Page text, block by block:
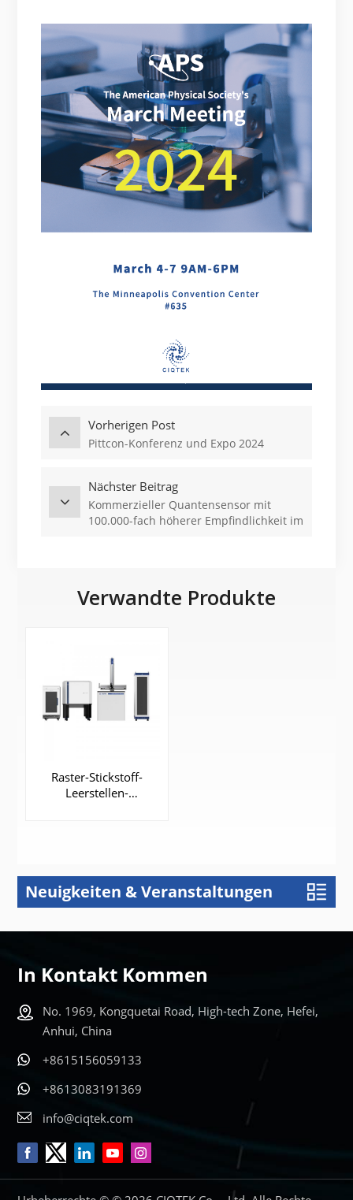
Vorherigen Post
Pittcon-Konferenz und Expo 2024
Nächster Beitrag
Kommerzieller Quantensensor mit
100.000-fach höherer Empfindlichkeit im
Verwandte Produkte
Raster-Stickstoff-
Leerstellen-
ERFAHREN
Neuigkeiten & Veranstaltungen
In Kontakt Kommen
No. 1969, Kongquetai Road, High-tech Zone, Hefei,
Anhui, China
+8615156059133
+8613083191369
info@ciqtek.com